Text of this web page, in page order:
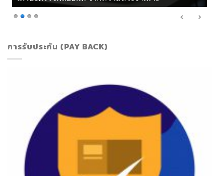
การรับประกัน (PAY BACK)